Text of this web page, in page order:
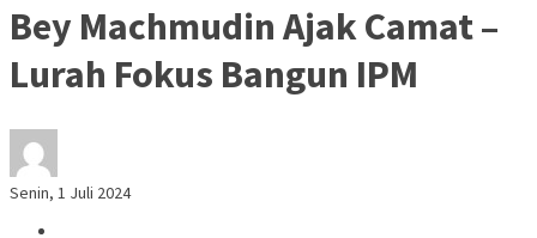
Bey Machmudin Ajak Camat –
Lurah Fokus Bangun IPM
Senin, 1 Juli 2024